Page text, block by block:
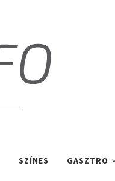
SZÍNES GASZTRO